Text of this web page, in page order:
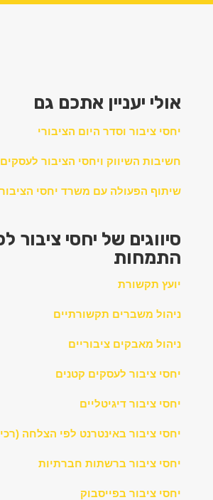
אולי יעניין אתכם גם
יחסי ציבור וסדר היום הציבורי
חשיבות השיווק ויחסי הציבור
שיתוף הפעולה עם משרד יחסי הציבור
סיווגים של יחסי ציבור
התמחות
יועץ תקשורת
ניהול משברים תקשורתיים
ניהול מאבקים ציבוריים
יחסי ציבור לעסקים קטנים
יחסי ציבור דיגיטליים
יחסי ציבור באינטרנט לפי הצלחה
יחסי ציבור ברשתות חברתיות
יחסי ציבור בפייסבוק